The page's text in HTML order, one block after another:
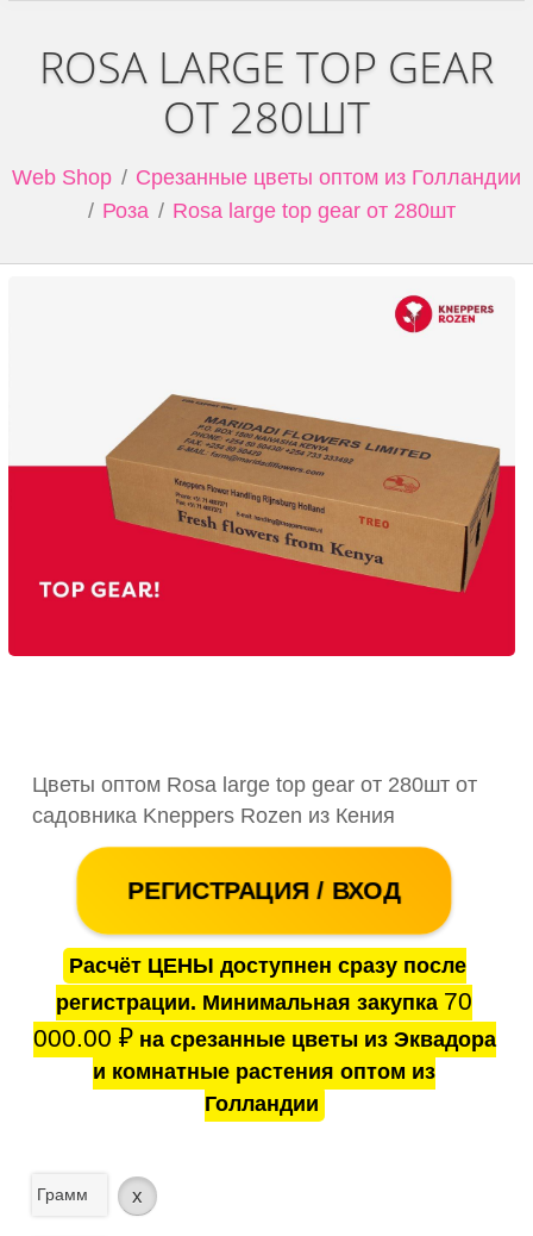
ROSA LARGE TOP GEAR
ОТ 280ШТ
Web Shop
Срезанные цветы оптом из Голландии
Роза
Rosa large top gear от 280шт
Цветы оптом Rosa large top gear от 280шт от
садовника Kneppers Rozen из Кения
РЕГИСТРАЦИЯ / ВХОД
Расчёт ЦЕНЫ доступнен сразу после
регистрации. Минимальная закупка 70
000.00 ₽на срезанные цветы из Эквадора
и комнатные растения оптом из
Голландии
Грамм x